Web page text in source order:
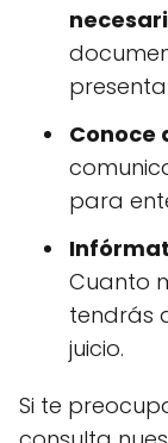
Conoce
para
Cuanto
tendrás
juicio.
Si te